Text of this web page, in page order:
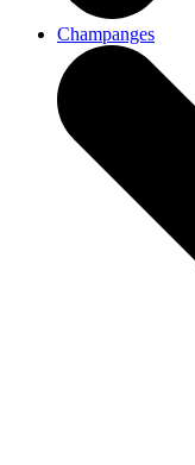
Champanges